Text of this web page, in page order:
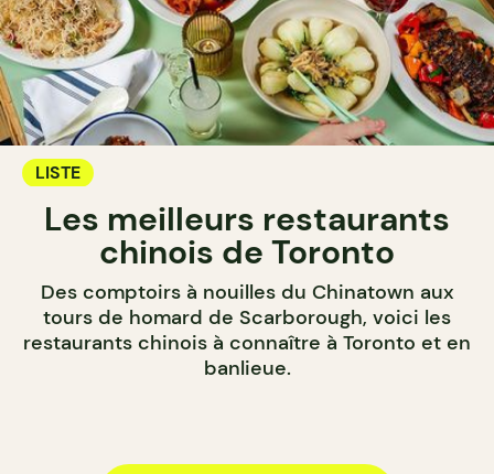
LISTE
Les meilleurs restaurants
chinois de Toronto
Des comptoirs à nouilles du Chinatown aux
tours de homard de Scarborough, voici les
restaurants chinois à connaître à Toronto et en
banlieue.